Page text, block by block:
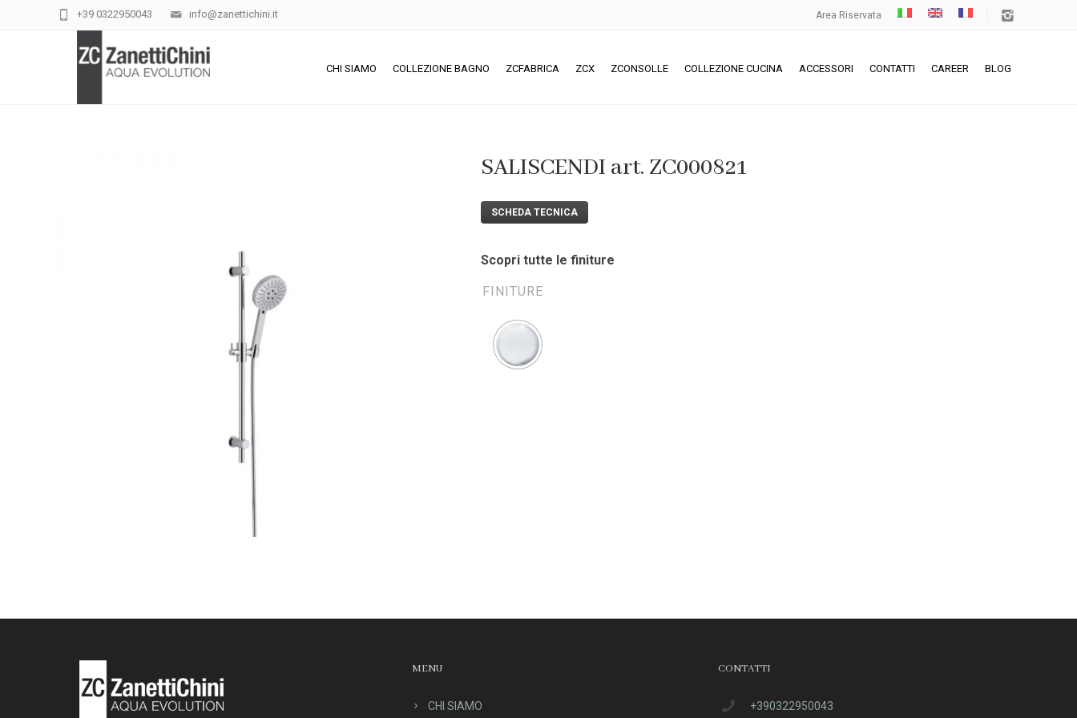
info@zanettichini.it
+39 0322950043 Area Riservata
CHI SIAMO COLLEZIONE BAGNO ZCFABRICA ZCX ZCONSOLLE COLLEZIONE CUCINA ACCESSORI CONTATTI CAREER BLOG
SALISCENDI art. ZC000821
SCHEDA TECNICA
Scopri tutte le finiture
FINITURE
MENU
CHI SIAMO
CONTATTI
+390322950043